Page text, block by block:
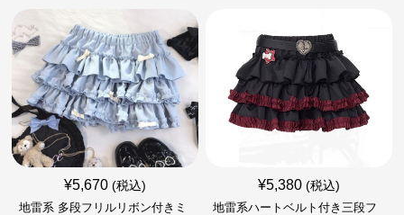
¥5,670 (税込)
地雷系 多段フリルリボン付きミ
¥5,380 (税込)
地雷系ハートベルト付き三段フ